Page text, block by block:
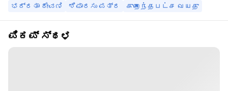
ಭದ್ರತಾ ಠೇವಣಿ
ಶಿಫಾರಸು ಪತ್ರ குறைந்தபட்ச வயது
ಪಿಕಪ್ ಸ್ಥಳ